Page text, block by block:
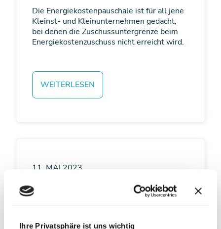
Ihre Privatsphäre ist uns wichtig
Die Energiekostenpauschale ist für all jene
Kleinst- und Kleinunternehmen gedacht,
bei denen die Zuschussuntergrenze beim
Energiekostenzuschuss nicht erreicht wird.
WEITERLESEN
11. MAI 2023
Weitere Vorgehensweise
zum